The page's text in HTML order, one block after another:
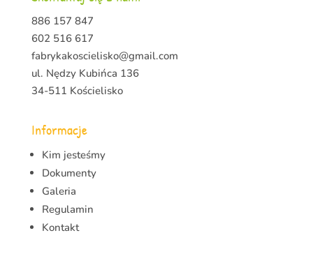
886 157 847
602 516 617
fabrykakoscielisko@gmail.com
ul. Nędzy Kubińca 136
34-511 Kościelisko
Informacje
Kim jesteśmy
Dokumenty
Galeria
Regulamin
Kontakt